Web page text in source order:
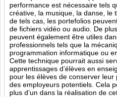
performance est nécessaire tels
créative, la musique, la danse, le
de tels cas, les portefolios
de fichiers vidéo ou audio. De
peuvent également être utiles
professionnels tels que la
programmation informatique ou
Cette technique pourrait aussi
apprentissages d’élèves en
pour les élèves de conserver
des employeurs potentiels. Cela
plus d’un dans la réalisation de